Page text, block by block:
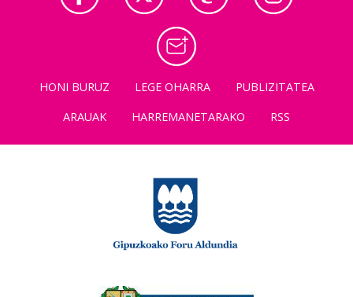
HONI BURUZ LEGE OHARRA
PUBLIZITATEA
ARAUAK
HARREMANETARAKO RSS